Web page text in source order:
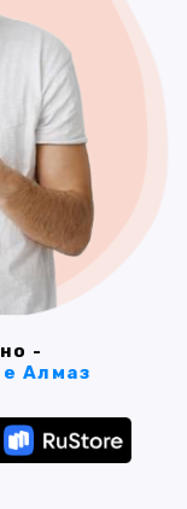
-
Алмаз